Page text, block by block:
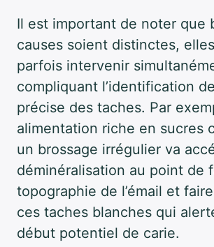
Il est important de noter que
causes soient distinctes,
parfois intervenir
compliquant l’identification
précise des taches. Par
alimentation riche en sucres
un brossage irrégulier va
déminéralisation au point de
topographie de l’émail et
ces taches blanches qui
début potentiel de carie.